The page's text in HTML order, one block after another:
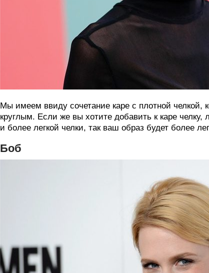
Мы имеем ввиду сочетание каре с плотной челкой,
круглым. Если же вы хотите добавить к каре
и более легкой челки, так ваш образ будет более
Боб